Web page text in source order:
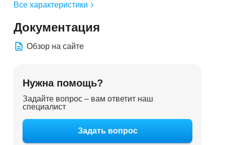
Все характеристики
Документация
Обзор на сайте
Нужна помощь?
Задайте вопрос – вам ответит наш
специалист
Задать вопрос